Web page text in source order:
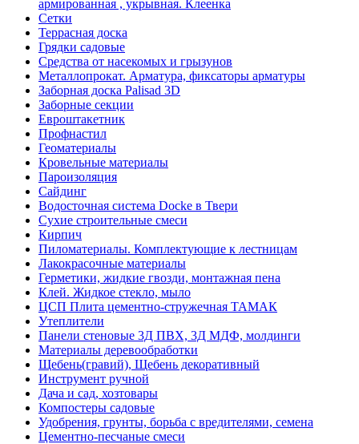
армированная , укрывная. Клеенка
Сетки
Террасная доска
Грядки садовые
Средства от насекомых и грызунов
Металлопрокат. Арматура, фиксаторы арматуры
Заборная доска Palisad 3D
Заборные секции
Евроштакетник
Профнастил
Геоматериалы
Кровельные материалы
Пароизоляция
Сайдинг
Водосточная система Docke в Твери
Сухие строительные смеси
Кирпич
Пиломатериалы. Комплектующие к лестницам
Лакокрасочные материалы
Герметики, жидкие гвозди, монтажная пена
Клей. Жидкое стекло, мыло
ЦСП Плита цементно-стружечная ТАМАК
Утеплители
Панели стеновые 3Д ПВХ, 3Д МДФ, молдинги
Материалы деревообработки
Щебень(гравий), Щебень декоративный
Инструмент ручной
Дача и сад, хозтовары
Компостеры садовые
Удобрения, грунты, борьба с вредителями, семена
Цементно-песчаные смеси